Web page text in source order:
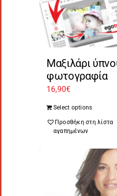
Μαξιλάρι
φωτογραφία
16,90€
Select options
Προσθήκη στη λίστα
αγαπημένων